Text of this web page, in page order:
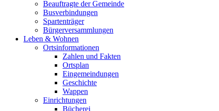
Beauftragte der Gemeinde
Busverbindungen
Spartenträger
Bürgerversammlungen
Leben & Wohnen
Ortsinformationen
Zahlen und Fakten
Ortsplan
Eingemeindungen
Geschichte
Wappen
Einrichtungen
Bücherei